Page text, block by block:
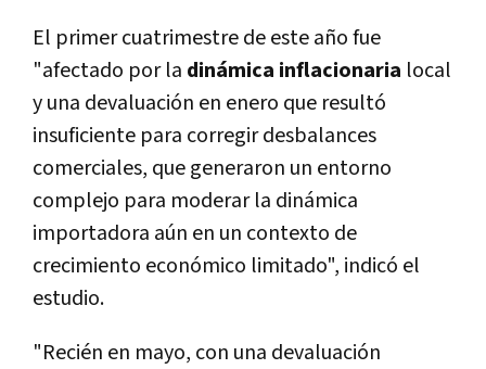
El primer cuatrimestre de este año fue
"afectado por la dinámica inflacionaria local
y una devaluación en enero que resultó
insuficiente para corregir desbalances
comerciales, que generaron un entorno
complejo para moderar la dinámica
importadora aún en un contexto de
crecimiento económico limitado", indicó el
estudio.
"Recién en mayo, con una devaluación